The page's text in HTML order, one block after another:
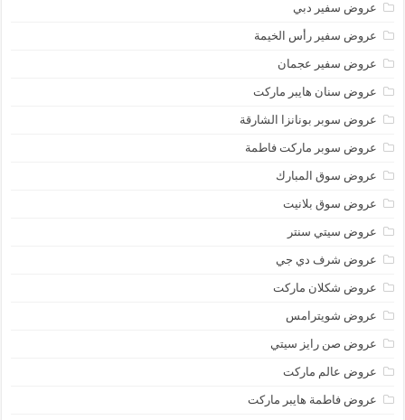
عروض سفير دبي
عروض سفير رأس الخيمة
عروض سفير عجمان
عروض سنان هايبر ماركت
عروض سوبر بونانزا الشارقة
عروض سوبر ماركت فاطمة
عروض سوق المبارك
عروض سوق بلانيت
عروض سيتي سنتر
عروض شرف دي جي
عروض شكلان ماركت
عروض شويترامس
عروض صن رايز سيتي
عروض عالم ماركت
عروض فاطمة هايبر ماركت